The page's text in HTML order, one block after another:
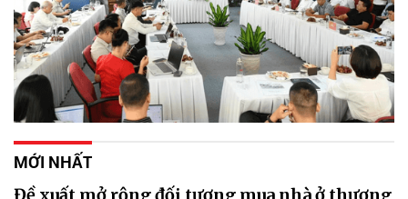
MỚI NHẤT
Đề xuất mở rộng đối tượng mua nhà ở thương